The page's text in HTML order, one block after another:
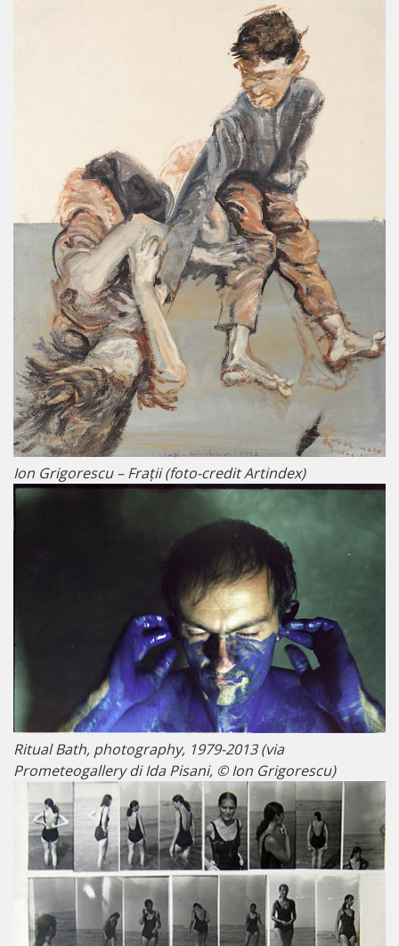
Ion Grigorescu – Frații (foto-credit Artindex)
Ritual Bath, photography, 1979-2013 (via
Prometeogallery di Ida Pisani, © Ion Grigorescu)